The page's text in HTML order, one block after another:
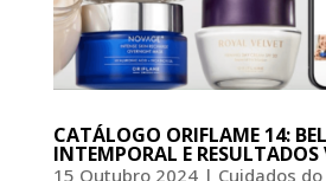
CATÁLOGO ORIFLAME 14:
INTEMPORAL E RESULTADOS
15 Outubro 2024| Cuidados